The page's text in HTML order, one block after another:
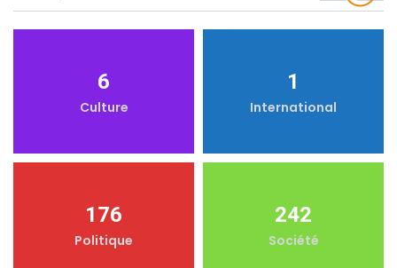
6
Culture
1
International
176
Politique
242
Société